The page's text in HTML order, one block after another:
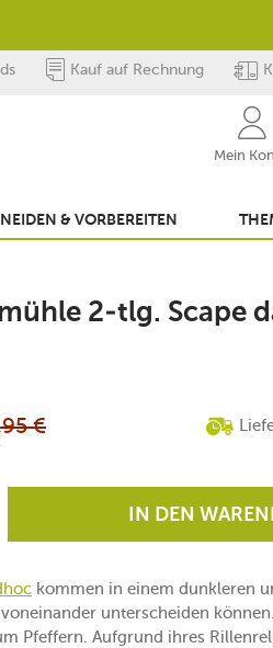
Kauf auf Rechnung
Mein
& VORBEREITEN
2-tlg. Scape
€
IN DEN
kommen in einem dunkleren
unterscheiden
Pfeffern. Aufgrund ihres